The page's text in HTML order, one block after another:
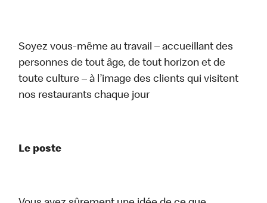
Soyez vous-même au travail – accueillant des
personnes de tout âge, de tout horizon et de
toute culture – à l’image des clients qui visitent
nos restaurants chaque jour
Le poste